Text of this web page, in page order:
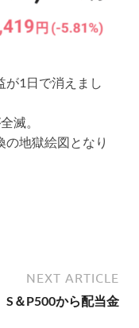
が1日で消えまし
滅。
の地獄絵図となり
NEXT ARTICLE
S＆P500から配当金